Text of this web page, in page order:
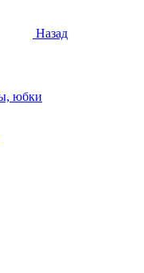
Назад
юбки